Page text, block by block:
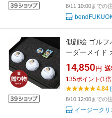
8/11 10:00までの
似顔絵 ゴルフ
ーダーメイド
贈り物 プレゼ
ホールインワ
料
14,850 円
135ポイント (1
4.84
8/10 12:00までの
イージークリ